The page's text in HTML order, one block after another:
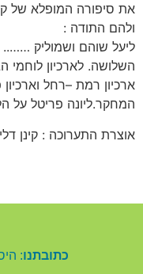
את סיפורה המופלא של
ולהם התודה :
ליעל שוהם ושמוליק
השלושה. לארכיון לוחמי
ארכיון רמת –רחל
המחקר.ליונה פריטל על
אוצרת התערוכה : קינן
כתובתנו: היסמין 1